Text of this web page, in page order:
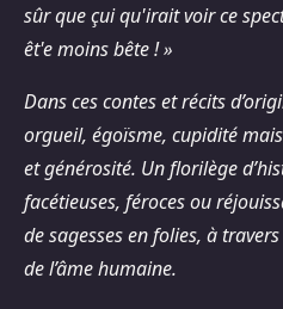
sûr que çui qu'irait voir ce
êt'e moins bête ! »
Dans ces contes et récits
orgueil, égoïsme, cupidité
et générosité. Un florilège
facétieuses, féroces ou
de sagesses en folies, à
de l’âme humaine.